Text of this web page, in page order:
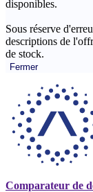
disponibles.
Sous réserve
descriptions de
de stock.
Fermer
Comparateur de